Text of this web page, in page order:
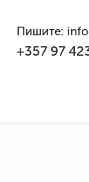
Пишите:
+357 97